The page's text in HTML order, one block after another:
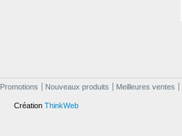
Promotions Nouveaux produits Meilleures ventes
Création ThinkWeb